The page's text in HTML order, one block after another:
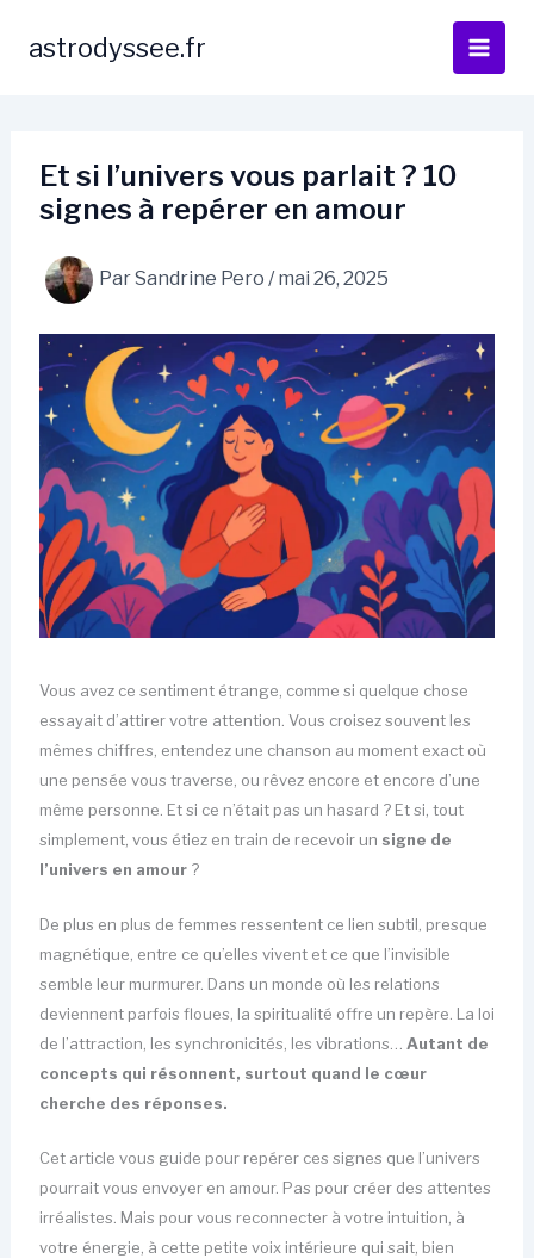
astrodyssee.fr
Et si l’univers vous parlait ? 10
signes à repérer en amour
ParSandrine Pero /mai 26, 2025
Vous avez ce sentiment étrange, comme si quelque chose
essayait d’attirer votre attention. Vous croisez souvent les
mêmes chiffres, entendez une chanson au moment exact où
une pensée vous traverse, ou rêvez encore et encore d’une
même personne. Et si ce n’était pas un hasard ? Et si, tout
simplement, vous étiez en train de recevoir un signe de
l’univers en amour?
De plus en plus de femmes ressentent ce lien subtil, presque
magnétique, entre ce qu’elles vivent et ce que l’invisible
semble leur murmurer. Dans un monde où les relations
deviennent parfois floues, la spiritualité offre un repère. La loi
de l’attraction, les synchronicités, les vibrations… Autant de
concepts qui résonnent, surtout quand le cœur
cherche des réponses.
Cet article vous guide pour repérer ces signes que l’univers
pourrait vous envoyer en amour. Pas pour créer des attentes
irréalistes. Mais pour vous reconnecter à votre intuition, à
votre énergie, à cette petite voix intérieure qui sait, bien